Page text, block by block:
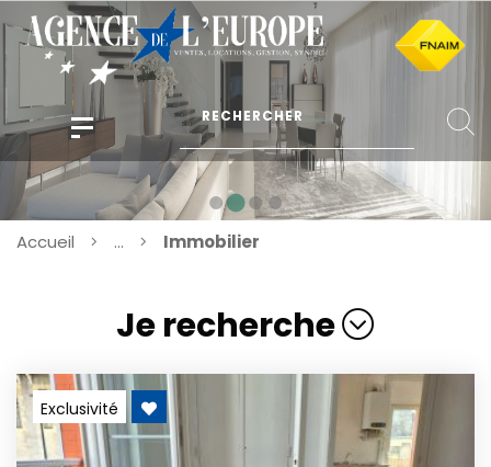
Accueil ... Immobilier
Je recherche
Exclusivité